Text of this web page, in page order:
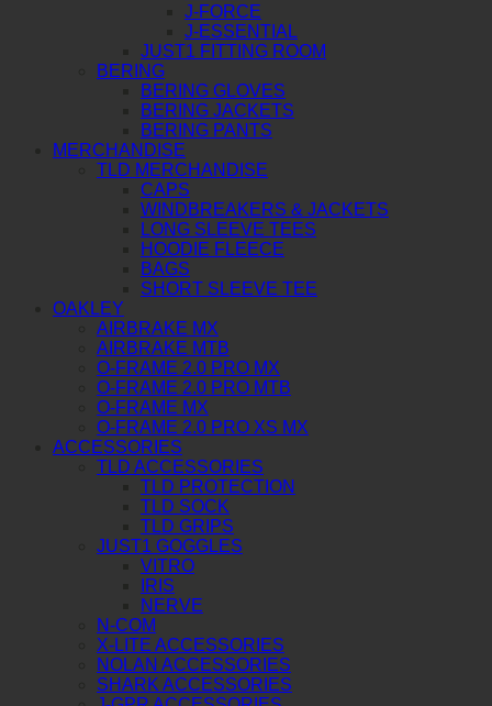
J-FORCE
J-ESSENTIAL
JUST1 FITTING ROOM
BERING
BERING GLOVES
BERING JACKETS
BERING PANTS
MERCHANDISE
TLD MERCHANDISE
CAPS
WINDBREAKERS & JACKETS
LONG SLEEVE TEES
HOODIE FLEECE
BAGS
SHORT SLEEVE TEE
OAKLEY
AIRBRAKE MX
AIRBRAKE MTB
O-FRAME 2.0 PRO MX
O-FRAME 2.0 PRO MTB
O-FRAME MX
O-FRAME 2.0 PRO XS MX
ACCESSORIES
TLD ACCESSORIES
TLD PROTECTION
TLD SOCK
TLD GRIPS
JUST1 GOGGLES
VITRO
IRIS
NERVE
N-COM
X-LITE ACCESSORIES
NOLAN ACCESSORIES
SHARK ACCESSORIES